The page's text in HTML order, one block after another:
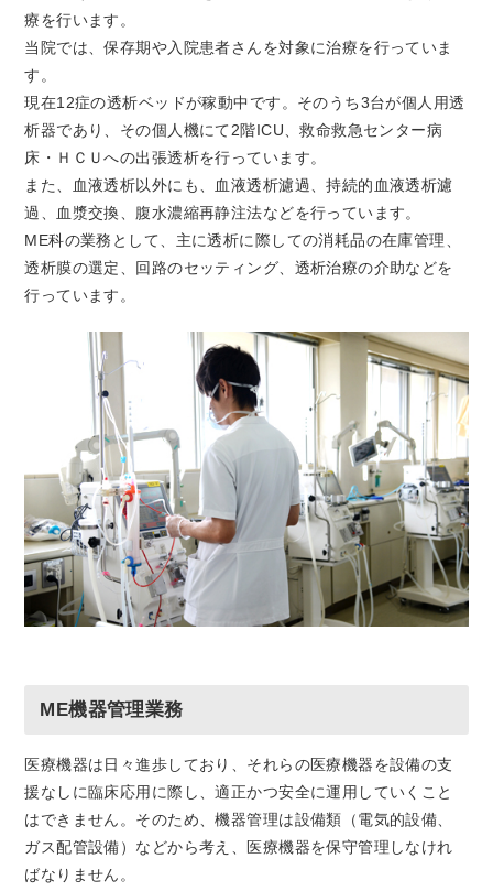
療を行います。
当院では、保存期や入院患者さんを対象に治療を行っていま
す。
現在12症の透析ベッドが稼動中です。そのうち3台が個人用透
析器であり、その個人機にて2階ICU、救命救急センター病
床・ＨＣＵへの出張透析を行っています。
また、血液透析以外にも、血液透析濾過、持続的血液透析濾
過、血漿交換、腹水濃縮再静注法などを行っています。
ME科の業務として、主に透析に際しての消耗品の在庫管理、
透析膜の選定、回路のセッティング、透析治療の介助などを
行っています。
ME機器管理業務
医療機器は日々進歩しており、それらの医療機器を設備の支
援なしに臨床応用に際し、適正かつ安全に運用していくこと
はできません。そのため、機器管理は設備類（電気的設備、
ガス配管設備）などから考え、医療機器を保守管理しなけれ
ばなりません。